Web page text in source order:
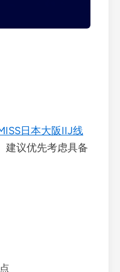
日本大阪IIJ线
建议优先考虑具备